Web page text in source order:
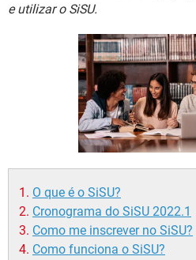
e utilizar o SiSU.
O que é o SiSU?
Cronograma do SiSU 2022.1
Como me inscrever no SiSU?
Como funciona o SiSU?